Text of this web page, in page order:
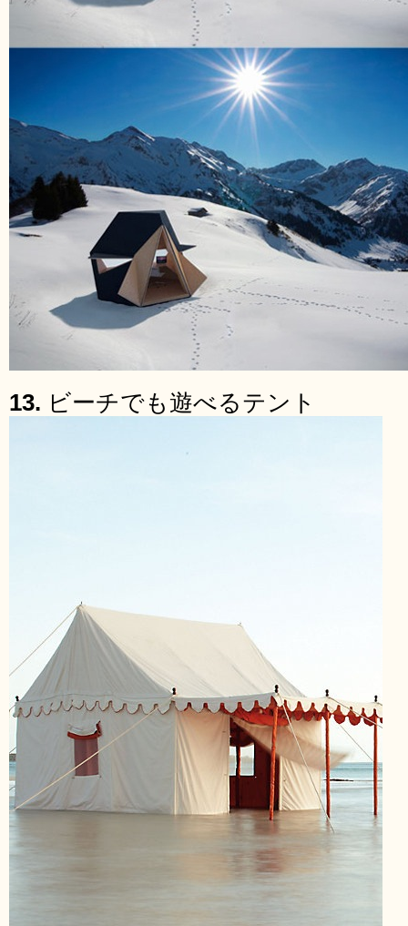
13. ビーチでも遊べるテント